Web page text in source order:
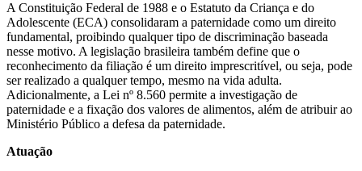
A Constituição Federal de 1988 e o Estatuto da Criança e do
Adolescente (ECA) consolidaram a paternidade como um direito
fundamental, proibindo qualquer tipo de discriminação baseada
nesse motivo. A legislação brasileira também define que o
reconhecimento da filiação é um direito imprescritível, ou seja, pode
ser realizado a qualquer tempo, mesmo na vida adulta.
Adicionalmente, a Lei nº 8.560 permite a investigação de
paternidade e a fixação dos valores de alimentos, além de atribuir ao
Ministério Público a defesa da paternidade.
Atuação